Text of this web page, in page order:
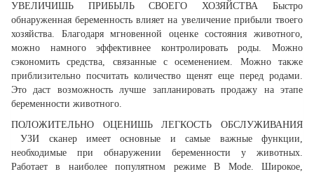
УВЕЛИЧИШЬ ПРИБЫЛЬ СВОЕГО ХОЗЯЙСТВА Быстро
обнаруженная беременность влияет на увеличение прибыли твоего
хозяйства. Благодаря мгновенной оценке состояния животного,
можно намного эффективнее контролировать роды. Можно
сэкономить средства, связанные с осеменением. Можно также
приблизительно посчитать количество щенят еще перед родами.
Это даст возможность лучше запланировать продажу на этапе
беременности животного.
ПОЛОЖИТЕЛЬНО ОЦЕНИШЬ ЛЕГКОСТЬ ОБСЛУЖИВАНИЯ
УЗИ сканер имеет основные и самые важные функции,
необходимые при обнаружении беременности у животных.
Работает в наиболее популятном режиме B Mode. Широкое,